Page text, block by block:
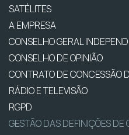
SATÉLITES
A EMPRESA
CONSELHO GERAL
CONSELHO DE OPINIÃO
CONTRATO DE CONCESSÃO
RÁDIO E TELEVISÃO
RGPD
GESTÃO DAS DEFINIÇÕES DE